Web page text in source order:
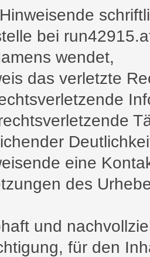
bei
wendet,
das verletzte
eine
des
und
für den